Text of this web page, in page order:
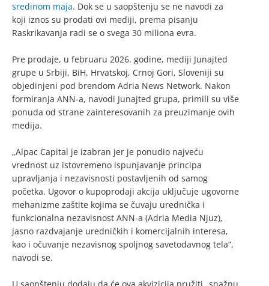
sredinom maja. Dok se u saopštenju se ne navodi za
koji iznos su prodati ovi mediji, prema pisanju
Raskrikavanja radi se o svega 30 miliona evra.
Pre prodaje, u februaru 2026. godine, mediji Junajted
grupe u Srbiji, BiH, Hrvatskoj, Crnoj Gori, Sloveniji su
objedinjeni pod brendom Adria News Network. Nakon
formiranja ANN-a, navodi Junajted grupa, primili su više
ponuda od strane zainteresovanih za preuzimanje ovih
medija.
„Alpac Capital je izabran jer je ponudio najveću
vrednost uz istovremeno ispunjavanje principa
upravljanja i nezavisnosti postavljenih od samog
početka. Ugovor o kupoprodaji akcija uključuje ugovorne
mehanizme zaštite kojima se čuvaju urednička i
funkcionalna nezavisnost ANN-a (Adria Media Njuz),
jasno razdvajanje uredničkih i komercijalnih interesa,
kao i očuvanje nezavisnog spoljnog savetodavnog tela“,
navodi se.